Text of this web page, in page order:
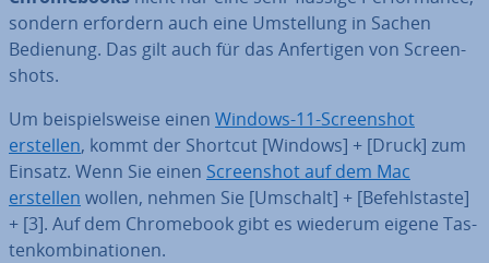
sondern erfordern auch eine Um­stel­lung in Sachen
Bedienung. Das gilt auch für das An­fer­ti­gen von Screen­
shots.
Um bei­spiels­wei­se einen Windows-11-Screen­shot
erstellen, kommt der Shortcut [Windows] + [Druck] zum
Einsatz. Wenn Sie einen Screen­shot auf dem Mac
erstellen wollen, nehmen Sie [Umschalt] + [Be­fehls­tas­te]
+ [3]. Auf dem Chrome­book gibt es wiederum eigene Tas­
ten­kom­bi­na­tio­nen.